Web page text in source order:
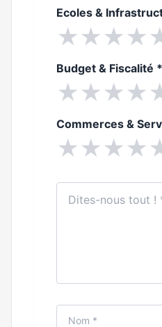
Ecoles &
★★★★
Budget & Fiscalité *
★★★★
Commerces &
★★★★